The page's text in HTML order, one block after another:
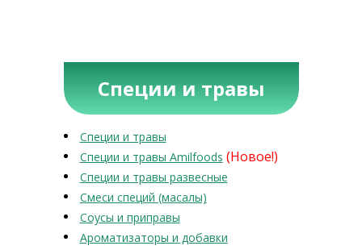
Специи и травы
Специи и травы
Специи и травы Amilfoods (Новое!)
Специи и травы развесные
Смеси специй (масалы)
Соусы и приправы
Ароматизаторы и добавки